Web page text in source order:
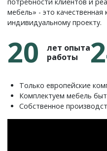
мебель» - это качественная
индивидуальному проекту.
20
лет опыта
работы
Только европейские
Комплектуем мебель
Собственное